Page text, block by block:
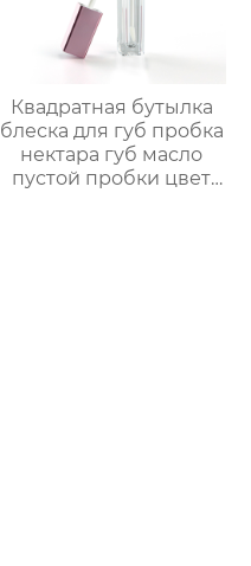
Квадратная бутылка
блеска для губ пробка
нектара губ масло
пустой пробки цвет